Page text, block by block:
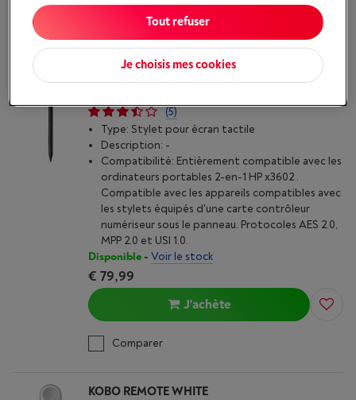
J'achète
Comparer
(5)
Type: Stylet pour écran tactile
Description: -
Compatibilité: Entièrement compatible avec les
ordinateurs portables 2-en-1 HP x3602 .
Compatible avec les appareils compatibles avec
les stylets équipés d'une carte contrôleur
numériseur sous le panneau. Protocoles AES 2.0,
MPP 2.0 et USI 1.0.
Disponible- Voir le stock
€ 79,99
J'achète
Comparer
KOBO REMOTE WHITE
Je choisis mes cookies
Tout refuser